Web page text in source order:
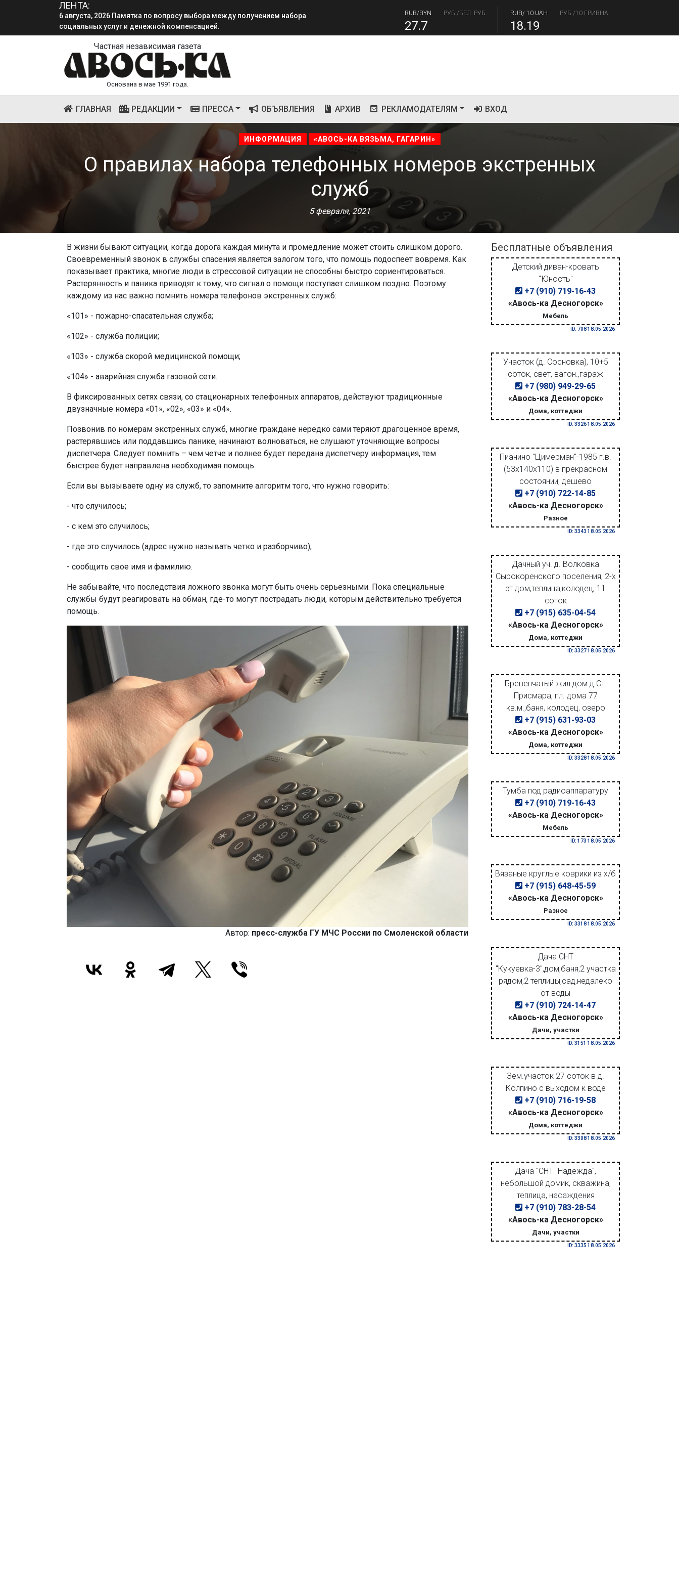
ЛЕНТА:
4 августа, 2026 «Мы встретимся снова!!!»: как завершилась вторая лагерная
смена.
социальных услуг и денежной компенсацией.
РУБ./ДОЛЛАР
81.41 94.06
27.7 18.19
Частная независимая газета
Основана в мае 1991 года.
ГЛАВНАЯ(CURRENT)РЕДАКЦИИ ПРЕССА ОБЪЯВЛЕНИЯ АРХИВ РЕКЛАМОДАТЕЛЯМ ВХОД
ИНФОРМАЦИЯ «АВОСЬ-КА ВЯЗЬМА, ГАГАРИН»
О правилах набора телефонных номеров экстренных
служб
5 февраля, 2021
В жизни бывают ситуации, когда дорога каждая минута и промедление может стоить слишком дорого.
Своевременный звонок в службы спасения является залогом того, что помощь подоспеет вовремя. Как
показывает практика, многие люди в стрессовой ситуации не способны быстро сориентироваться.
Растерянность и паника приводят к тому, что сигнал о помощи поступает слишком поздно. Поэтому
каждому из нас важно помнить номера телефонов экстренных служб:
«101» - пожарно-спасательная служба;
«102» - служба полиции;
«103» - служба скорой медицинской помощи;
«104» - аварийная служба газовой сети.
В фиксированных сетях связи, со стационарных телефонных аппаратов, действуют традиционные
двузначные номера «01», «02», «03» и «04».
Позвонив по номерам экстренных служб, многие граждане нередко сами теряют драгоценное время,
растерявшись или поддавшись панике, начинают волноваться, не слушают уточняющие вопросы
диспетчера. Следует помнить – чем четче и полнее будет передана диспетчеру информация, тем
быстрее будет направлена необходимая помощь.
Если вы вызываете одну из служб, то запомните алгоритм того, что нужно говорить:
- что случилось;
- с кем это случилось;
- где это случилось (адрес нужно называть четко и разборчиво);
- сообщить свое имя и фамилию.
Не забывайте, что последствия ложного звонка могут быть очень серьезными. Пока специальные
службы будут реагировать на обман, где-то могут пострадать люди, которым действительно требуется
помощь.
Автор: пресс-служба ГУ МЧС России по Смоленской области
Бесплатные объявления
Детский диван-кровать
"Юность"
+7 (910) 719-16-43
«Авось-ка Десногорск»
Мебель
ID: 708 18.05.2026
Участок (д. Сосновка), 10+5
соток, свет, вагон.,гараж
+7 (980) 949-29-65
«Авось-ка Десногорск»
Дома, коттеджи
ID: 3326 18.05.2026
Пианино "Цимерман"-1985 г.в.
(53х140х110) в прекрасном
состоянии, дешево
+7 (910) 722-14-85
«Авось-ка Десногорск»
Разное
ID: 3343 18.05.2026
Дачный уч. д. Волковка
Сырокоренского поселения, 2-х
эт.дом,теплица,колодец, 11
соток
+7 (915) 635-04-54
«Авось-ка Десногорск»
Дома, коттеджи
ID: 3327 18.05.2026
Бревенчатый жил.дом д.Ст.
Присмара, пл. дома 77
кв.м.,баня, колодец, озеро
+7 (915) 631-93-03
«Авось-ка Десногорск»
Дома, коттеджи
ID: 3328 18.05.2026
Тумба под радиоаппаратуру
+7 (910) 719-16-43
«Авось-ка Десногорск»
Мебель
ID: 173 18.05.2026
Вязаные круглые коврики из х/б
+7 (915) 648-45-59
«Авось-ка Десногорск»
Разное
ID: 3318 18.05.2026
Дача СНТ
"Кукуевка-3",дом,баня,2 участка
рядом,2 теплицы,сад,недалеко
от воды
+7 (910) 724-14-47
«Авось-ка Десногорск»
Дачи, участки
ID: 3151 18.05.2026
Зем.участок 27 соток в д.
Колпино с выходом к воде
+7 (910) 716-19-58
«Авось-ка Десногорск»
Дома, коттеджи
ID: 3308 18.05.2026
Дача "СНТ "Надежда",
небольшой домик, скважина,
теплица, насаждения
+7 (910) 783-28-54
«Авось-ка Десногорск»
Дачи, участки
ID: 3335 18.05.2026